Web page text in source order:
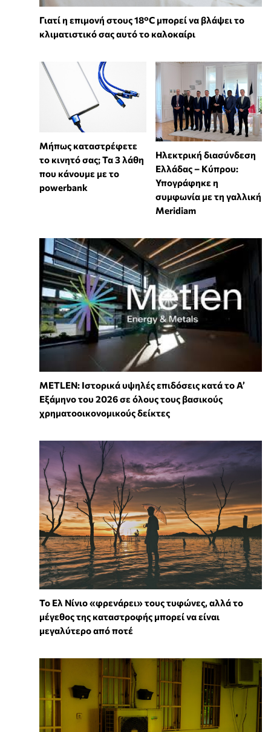
Γιατί η επιμονή στους 18°C μπορεί να βλάψει το
κλιματιστικό σας αυτό το καλοκαίρι
Μήπως καταστρέφετε
το κινητό σας; Τα 3 λάθη
που κάνουμε με το
powerbank
Ηλεκτρική διασύνδεση
Ελλάδας – Κύπρου:
Υπογράφηκε η
συμφωνία με τη γαλλική
Meridiam
METLEN: Ιστορικά υψηλές επιδόσεις κατά το Α’
Εξάμηνο του 2026 σε όλους τους βασικούς
χρηματοοικονομικούς δείκτες
Το Ελ Νίνιο «φρενάρει» τους τυφώνες, αλλά το
μέγεθος της καταστροφής μπορεί να είναι
μεγαλύτερο από ποτέ